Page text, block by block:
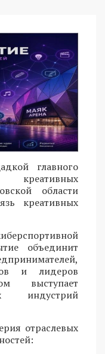
главного
области
креативных
объединит
и лидеров
выступает
индустрий
отраслевых